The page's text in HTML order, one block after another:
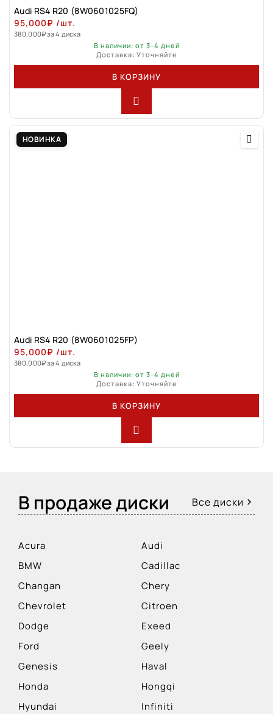
Audi RS4 R20 (8W0601025FQ)
95,000₽ /шт.
380,000₽за 4 диска
В наличии: от 3-4 дней
Доставка: Уточняйте
В КОРЗИНУ
НОВИНКА
Audi RS4 R20 (8W0601025FP)
95,000₽ /шт.
380,000₽за 4 диска
В наличии: от 3-4 дней
Доставка: Уточняйте
В КОРЗИНУ
В продаже диски Все диски
Acura
Audi
BMW
Cadillac
Changan
Chery
Chevrolet
Citroen
Dodge
Exeed
Ford
Geely
Genesis
Haval
Honda
Hongqi
Hyundai
Infiniti